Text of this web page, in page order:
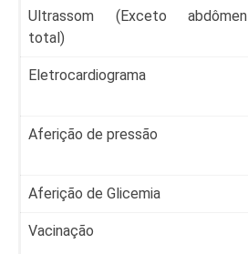
Ultrassom (Exceto abdômen
total)
Eletrocardiograma
Aferição de pressão
Aferição de Glicemia
Vacinação